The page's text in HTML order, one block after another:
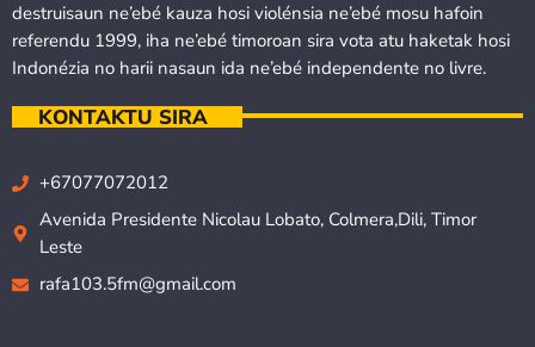
destruisaun ne’ebé kauza hosi violénsia ne’ebé mosu hafoin
referendu 1999, iha ne’ebé timoroan sira vota atu haketak hosi
Indonézia no harii nasaun ida ne’ebé independente no livre.
KONTAKTU SIRA
+67077072012
Avenida Presidente Nicolau Lobato, Colmera,Dili, Timor
Leste
rafa103.5fm@gmail.com